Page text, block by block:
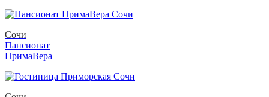
Сочи
Пансионат
ПримаВера